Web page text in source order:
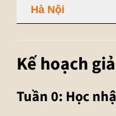
Hà Nội
Kế hoạch
Tuần 0: Học